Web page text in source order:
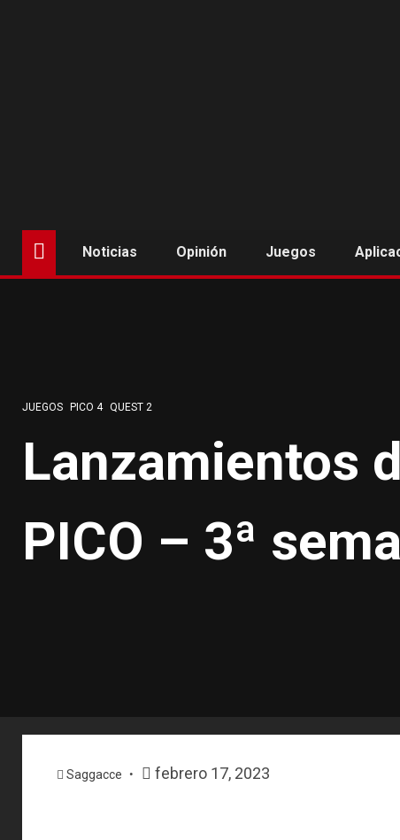
Noticias Opinión Juegos
JUEGOS PICO 4 QUEST 2
Lanzamientos
PICO – 3ª
Saggacce febrero 17, 2023